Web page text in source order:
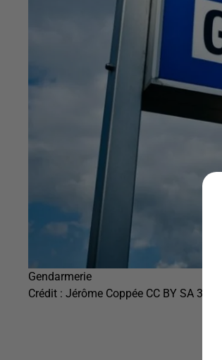
Gendarmerie
Crédit : Jérôme Coppée CC BY SA 3.0